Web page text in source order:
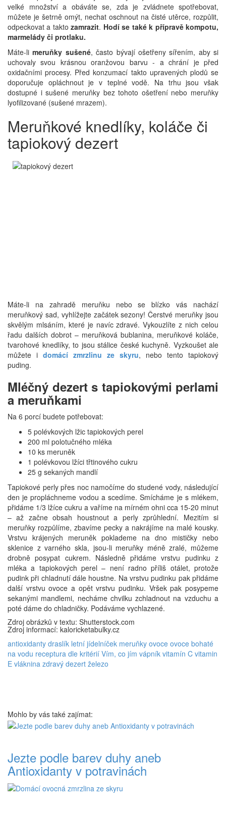
velké množství a obáváte se, zda je zvládnete spotřebovat,
můžete je šetrně omýt, nechat oschnout na čisté utěrce, rozpůlit,
odpeckovat a taktozamrazit. Hodí se také k přípravě kompotu,
marmelády či protlaku.
Máte-limeruňky sušené, často bývají ošetřeny sířením, aby si
uchovaly svou krásnou oranžovou barvu - a chrání je před
oxidačními procesy. Před konzumací takto upravených plodů se
doporučuje opláchnout je v teplné vodě. Na trhu jsou však
dostupné i sušené meruňky bez tohoto ošetření nebo meruňky
lyofilizované (sušené mrazem).
Meruňkové knedlíky, koláče či
tapiokový dezert
Máte-li na zahradě meruňku nebo se blízko vás nachází
meruňkový sad, vyhlížejte začátek sezony! Čerstvé meruňky jsou
skvělým mlsáním, které je navíc zdravé. Vykouzlíte z nich celou
řadu dalších dobrot – meruňková bublanina, meruňkové koláče,
tvarohové knedlíky, to jsou stálice české kuchyně. Vyzkoušet ale
můžete i domácí zmrzlinu ze skyru, nebo tento tapiokový
puding.
Mléčný dezert s tapiokovými perlami
a meruňkami
Na 6 porcí budete potřebovat:
5 polévkových lžic tapiokových perel
200 ml polotučného mléka
10 ks meruněk
1 polévkovou lžíci třtinového cukru
25 g sekaných mandlí
Tapiokové perly přes noc namočíme do studené vody, následující
den je propláchneme vodou a scedíme. Smícháme je s mlékem,
přidáme 1/3 lžíce cukru a vaříme na mírném ohni cca 15-20 minut
– až začne obsah houstnout a perly zprůhlední. Mezitím si
meruňky rozpůlíme, zbavíme pecky a nakrájíme na malé kousky.
Vrstvu krájených meruněk poklademe na dno mističky nebo
sklenice z varného skla, jsou-li meruňky méně zralé, můžeme
drobně posypat cukrem. Následně přidáme vrstvu pudinku z
mléka a tapiokových perel – není radno příliš otálet, protože
pudink při chladnutí dále houstne. Na vrstvu pudinku pak přidáme
další vrstvu ovoce a opět vrstvu pudinku. Vršek pak posypeme
sekanými mandlemi, necháme chvilku zchladnout na vzduchu a
poté dáme do chladničky. Podáváme vychlazené.
Zdroj obrázků v textu: Shutterstock.com
Zdroj informací: kaloricketabulky.cz
antioxidanty draslík letní jídelníček meruňky ovoce ovoce bohaté
na vodu receptura dle kritérií Vím, co jím vápník vitamín C vitamin
E vláknina zdravý dezert železo
Mohlo by vás také zajímat:
Jezte podle barev duhy aneb
Antioxidanty v potravinách